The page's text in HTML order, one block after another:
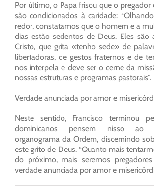
Por último, o Papa frisou que o
são condicionados à caridade:
redor, constatamos que o homem e a
dias estão sedentos de Deus. Eles são
Cristo, que grita «tenho sede» de
libertadoras, de gestos fraternos e de
nos interpela e deve ser o cerne da
nossas estruturas e programas pastorais”.
Verdade anunciada por amor e
Neste sentido, Francisco terminou
dominicanos pensem nisso ao
organograma da Ordem, discernindo
este grito de Deus. “Quanto mais
do próximo, mais seremos
verdade anunciada por amor e